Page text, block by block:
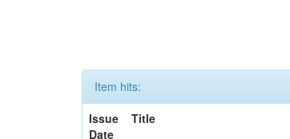
Item hits:
Issue
Date
Title